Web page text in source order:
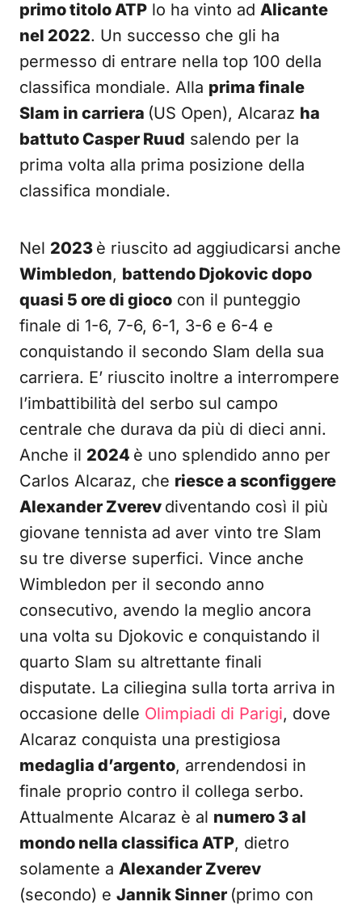
primo titolo ATP lo ha vinto ad Alicante
nel 2022. Un successo che gli ha
permesso di entrare nella top 100 della
classifica mondiale. Alla prima finale
Slam in carriera (US Open), Alcaraz ha
battuto Casper Ruud salendo per la
prima volta alla prima posizione della
classifica mondiale.
Nel 2023 è riuscito ad aggiudicarsi anche
Wimbledon, battendo Djokovic dopo
quasi 5 ore di gioco con il punteggio
finale di 1-6, 7-6, 6-1, 3-6 e 6-4 e
conquistando il secondo Slam della sua
carriera. E’ riuscito inoltre a interrompere
l’imbattibilità del serbo sul campo
centrale che durava da più di dieci anni.
Anche il 2024 è uno splendido anno per
Carlos Alcaraz, che riesce a sconfiggere
Alexander Zverev diventando così il più
giovane tennista ad aver vinto tre Slam
su tre diverse superfici. Vince anche
Wimbledon per il secondo anno
consecutivo, avendo la meglio ancora
una volta su Djokovic e conquistando il
quarto Slam su altrettante finali
disputate. La ciliegina sulla torta arriva in
occasione delle Olimpiadi di Parigi, dove
Alcaraz conquista una prestigiosa
medaglia d’argento, arrendendosi in
finale proprio contro il collega serbo.
Attualmente Alcaraz è al numero 3 al
mondo nella classifica ATP, dietro
solamente a Alexander Zverev
(secondo) e Jannik Sinner (primo con